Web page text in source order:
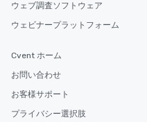
ウェブ調査ソフトウェア
ウェビナープラットフォーム
Cvent ホーム
お問い合わせ
お客様サポート
プライバシー選択肢